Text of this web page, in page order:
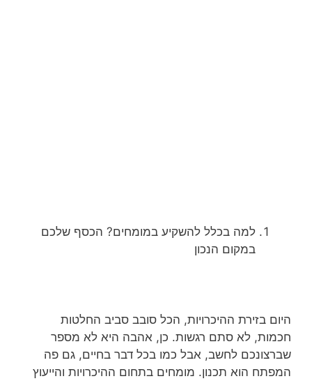
למה בכלל להשקיע במומחים? הכסף שלכם
במקום הנכון
היום בזירת ההיכרויות, הכל סובב סביב החלטות
חכמות, לא סתם רגשות. כן, אהבה היא לא מספר
שברצונכם לחשב, אבל כמו בכל דבר בחיים, גם פה
המפתח הוא תכנון. מומחים בתחום ההיכרויות והייעוץ